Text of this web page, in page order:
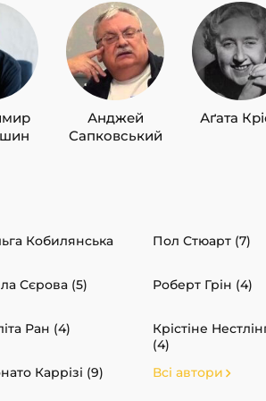
Анджей
Сапковський
Аґата
Кобилянська
Пол Стюарт (7)
Сєрова (5) Роберт Грін (4)
Ран (4)
Крістіне
(4)
Каррізі (9)
Всі автори